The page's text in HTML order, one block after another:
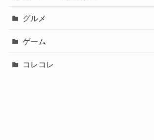
グルメ
ゲーム
コレコレ